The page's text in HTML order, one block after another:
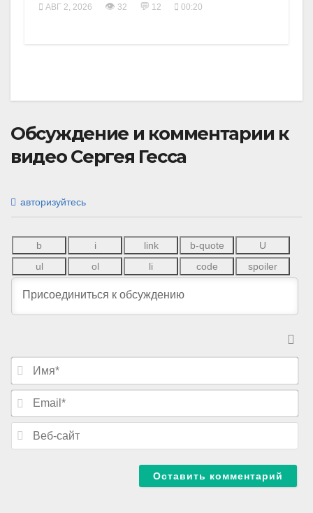
АВГ 2, 2026 👁 32 💬 12 00:20
Обсуждение и комментарии к
видео Сергея Гесса
авторизуйтесь
И
я
E
a